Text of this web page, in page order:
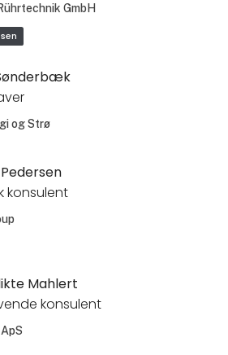
GmbH
og Strø
konsulent
Mahlert
konsulent